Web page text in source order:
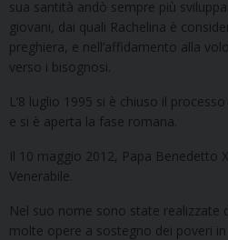
sua santità andò sempre più
giovani, dai quali Rachelina è
preghiera, e nell’affidamento alla
verso i bisognosi.
L’8 luglio 1995 si è chiuso il
e si è aperta la fase romana.
Il 10 maggio 2012, Papa Benedetto
Venerabile.
Nel suo nome sono state realizzate
molte opere a sostegno dei poveri